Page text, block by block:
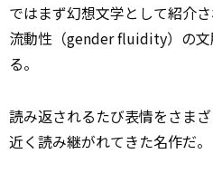
ではまず幻想文学として紹介
流動性（gender fluidity）の
る。
読み返されるたび表情をさま
近く読み継がれてきた名作だ。